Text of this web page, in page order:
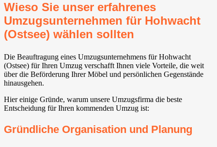
Wieso Sie unser erfahrenes
Umzugsunternehmen für Hohwacht
(Ostsee) wählen sollten
Die Beauftragung eines Umzugsunternehmens für Hohwacht
(Ostsee) für Ihren Umzug verschafft Ihnen viele Vorteile, die weit
über die Beförderung Ihrer Möbel und persönlichen Gegenstände
hinausgehen.
Hier einige Gründe, warum unsere Umzugsfirma die beste
Entscheidung für Ihren kommenden Umzug ist:
Gründliche Organisation und Planung